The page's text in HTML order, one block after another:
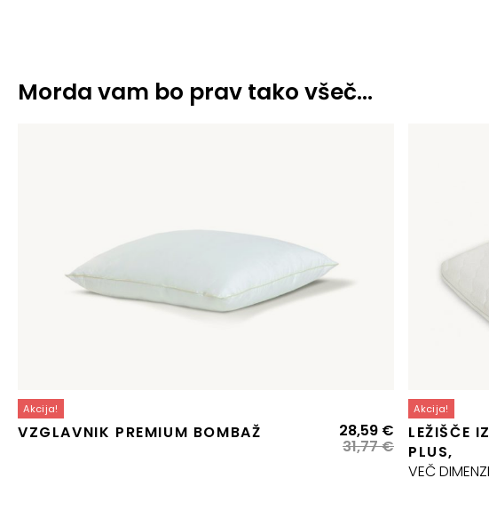
Morda vam bo prav tako všeč…
Akcija!
VZGLAVNIK PREMIUM BOMBAŽ
31,77€
Izvirna
cena
bila:
28,59 €Trenutna
cena
28,59 €.
Akcija!
LEŽIŠČE
PLUS,
VEČ